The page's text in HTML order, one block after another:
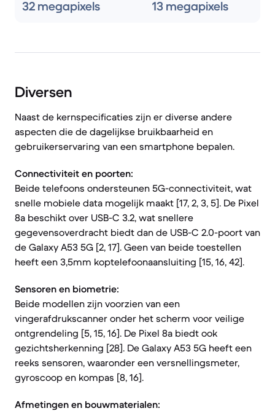
32 megapixels 13 megapixels
Diversen
Naast de kernspecificaties zijn er diverse andere
aspecten die de dagelijkse bruikbaarheid en
gebruikerservaring van een smartphone bepalen.
Connectiviteit en poorten:
Beide telefoons ondersteunen 5G-connectiviteit, wat
snelle mobiele data mogelijk maakt [17, 2, 3, 5]. De Pixel
8a beschikt over USB-C 3.2, wat snellere
gegevensoverdracht biedt dan de USB-C 2.0-poort van
de Galaxy A53 5G [2, 17]. Geen van beide toestellen
heeft een 3,5mm koptelefoonaansluiting [15, 16, 42].
Sensoren en biometrie:
Beide modellen zijn voorzien van een
vingerafdrukscanner onder het scherm voor veilige
ontgrendeling [5, 15, 16]. De Pixel 8a biedt ook
gezichtsherkenning [28]. De Galaxy A53 5G heeft een
reeks sensoren, waaronder een versnellingsmeter,
gyroscoop en kompas [8, 16].
Afmetingen en bouwmaterialen: